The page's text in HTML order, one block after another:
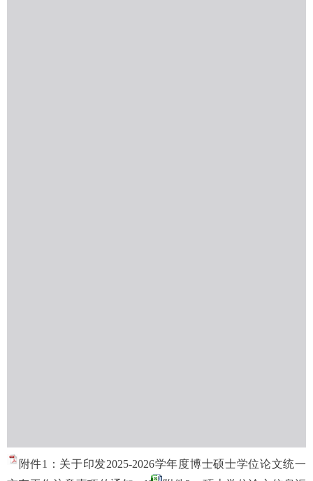
附件1：关于印发2025-2026学年度博士硕士学位论文统一